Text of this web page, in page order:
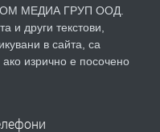
преди 4 дни
в гр. Хасково кв.
МЕДИА ГРУП ООД.
и други текстови,
в сайта, са
изрично е посочено